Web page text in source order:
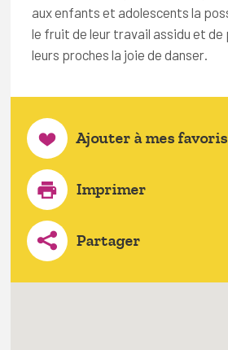
aux enfants et adolescents la
le fruit de leur travail assidu et
leurs proches la joie de danser.
Ajouter à mes favoris
Imprimer
Partager